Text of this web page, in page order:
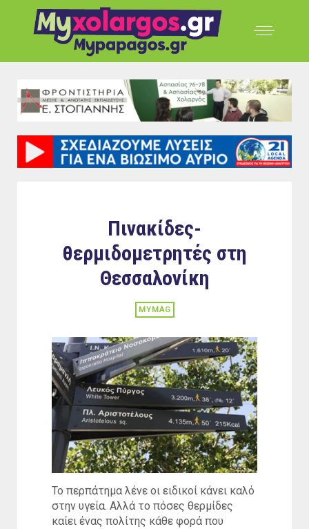
Πινακίδες-
θερμιδομετρητές στη
Θεσσαλονίκη
MYMAG
Το περπάτημα λένε οι ειδικοί κάνει καλό
στην υγεία. Αλλά το πόσες θερμίδες
καίει ένας πολίτης κάθε φορά που